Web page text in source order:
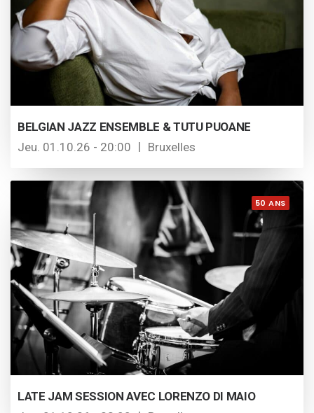
BELGIAN JAZZ ENSEMBLE & TUTU PUOANE
Jeu. 01.10.26 - 20:00
Bruxelles
50 ANS
LATE JAM SESSION AVEC LORENZO DI MAIO